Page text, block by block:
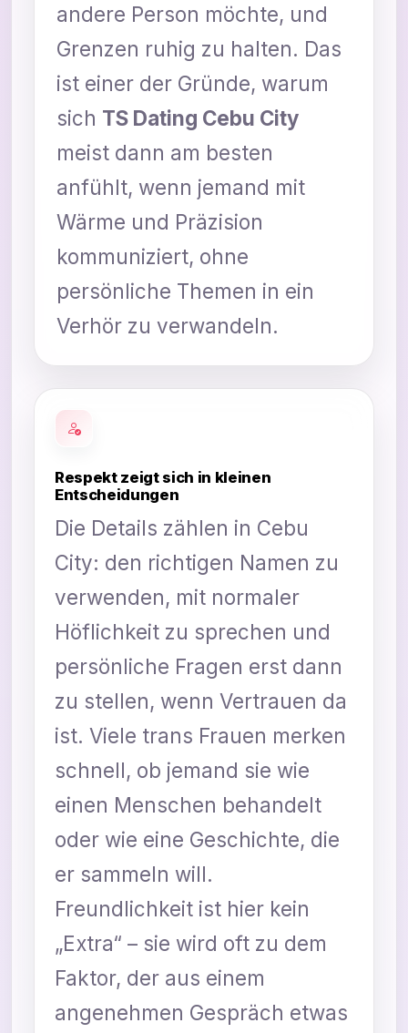
andere Person möchte, und
Grenzen ruhig zu halten. Das
ist einer der Gründe, warum
sich TS Dating Cebu City
meist dann am besten
anfühlt, wenn jemand mit
Wärme und Präzision
kommuniziert, ohne
persönliche Themen in ein
Verhör zu verwandeln.
Respekt zeigt sich in kleinen
Entscheidungen
Die Details zählen in Cebu
City: den richtigen Namen zu
verwenden, mit normaler
Höflichkeit zu sprechen und
persönliche Fragen erst dann
zu stellen, wenn Vertrauen da
ist. Viele trans Frauen merken
schnell, ob jemand sie wie
einen Menschen behandelt
oder wie eine Geschichte, die
er sammeln will.
Freundlichkeit ist hier kein
„Extra“ – sie wird oft zu dem
Faktor, der aus einem
angenehmen Gespräch etwas